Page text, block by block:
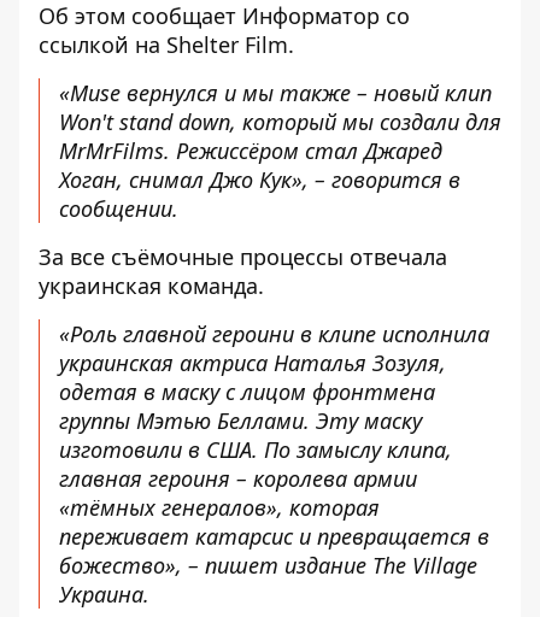
Об этом сообщает Информатор со
ссылкой на Shelter Film.
«Muse вернулся и мы также – новый клип
Won't stand down, который мы создали для
MrMrFilms. Режиссёром стал Джаред
Хоган, снимал Джо Кук», – говорится в
сообщении.
За все съёмочные процессы отвечала
украинская команда.
«Роль главной героини в клипе исполнила
украинская актриса Наталья Зозуля,
одетая в маску с лицом фронтмена
группы Мэтью Беллами. Эту маску
изготовили в США. По замыслу клипа,
главная героиня – королева армии
«тёмных генералов», которая
переживает катарсис и превращается в
божество», – пишет издание The Village
Украина.